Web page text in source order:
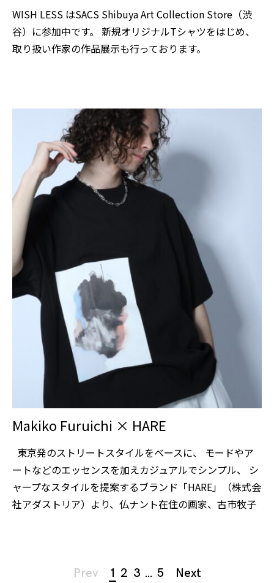
WISH LESS はSACS Shibuya Art Collection Store（渋
谷）に参加中です。 新規オリジナルTシャツをはじめ、
取り扱い作家の作品展示も行っております。
Makiko Furuichi × HARE
東京発のストリートスタイルをベースに、 モードやア
ートなどのエッセンスを加えカジュアルでシンプル、 シ
ャープなスタイルを提案するブランド「HARE」（株式会
社アダストリア）より、仏ナント在住の画家、古市牧子
Prev 1 2 3 … 5 Next